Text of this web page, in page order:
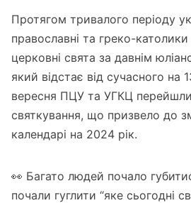
Протягом тривалого періоду
православні та греко-
церковні свята за давнім
який відстає від сучасного на
вересня ПЦУ та УГКЦ
святкування, що призвело до
календарі на 2024 рік.
👀 Багато людей почало
почали гуглити “яке сьогодні